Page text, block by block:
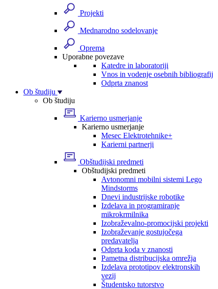
Projekti
Mednarodno sodelovanje
Oprema
Uporabne povezave
Katedre in laboratoriji
Vnos in vodenje osebnih bibliografij
Odprta znanost
Ob študiju
Ob študiju
Karierno usmerjanje
Karierno usmerjanje
Mesec Elektrotehnike+
Karierni partnerji
Obštudijski predmeti
Obštudijski predmeti
Avtonomni mobilni sistemi Lego
Mindstorms
Dnevi industrijske robotike
Izdelava in programiranje
mikrokrmilnika
Izobraževalno-promocijski projekti
Izobraževanje gostujočega
predavatelja
Odprta koda v znanosti
Pametna distribucijska omrežja
Izdelava prototipov elektronskih
vezij
Študentsko tutorstvo